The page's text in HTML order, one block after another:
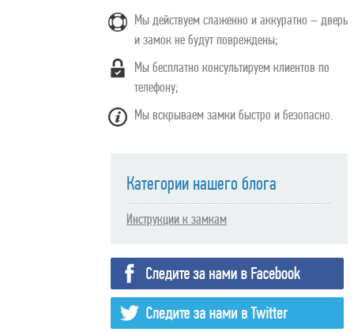
Мы действуем слаженно и аккуратно – дверь
и замок не будут повреждены;
Мы бесплатно консультируем клиентов по
телефону;
Мы вскрываем замки быстро и безопасно.
Категории нашего блога
Инструкции к замкам